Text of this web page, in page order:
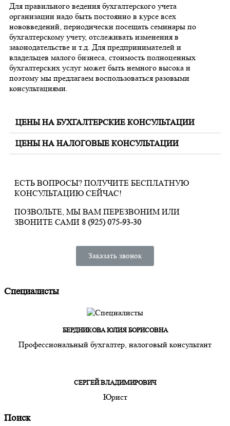
Для правильного ведения бухгалтерского учета
организации надо быть постоянно в курсе всех
нововведений, периодически посещать семинары по
бухгалтерскому учету, отслеживать изменения в
законодательстве и т.д. Для предпринимателей и
владельцев малого бизнеса, стоимость полноценных
бухгалтерских услуг может быть немного высока и
поэтому мы предлагаем воспользоваться разовыми
консультациями.
ЦЕНЫ НА БУХГАЛТЕРСКИЕ КОНСУЛЬТАЦИИ
ЦЕНЫ НА НАЛОГОВЫЕ КОНСУЛЬТАЦИИ
ЕСТЬ ВОПРОСЫ? ПОЛУЧИТЕ БЕСПЛАТНУЮ
КОНСУЛЬТАЦИЮ СЕЙЧАС!
ПОЗВОЛЬТЕ, МЫ ВАМ ПЕРЕЗВОНИМ ИЛИ
ЗВОНИТЕ САМИ 8 (925) 075-93-30
Заказать звонок
Специалисты
БЕРДНИКОВА ЮЛИЯ БОРИСОВНА
Профессиональный бухгалтер, налоговый консультант
СЕРГЕЙ ВЛАДИМИРОВИЧ
Юрист
Поиск